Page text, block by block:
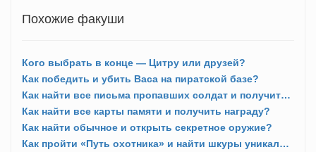
Похожие факуши
Кого выбрать в конце — Цитру или друзей?
Как победить и убить Васа на пиратской базе?
Как найти все письма пропавших солдат и получить награду?
Как найти все карты памяти и получить награду?
Как найти обычное и открыть секретное оружие?
Как пройти «Путь охотника» и найти шкуры уникальных животных?